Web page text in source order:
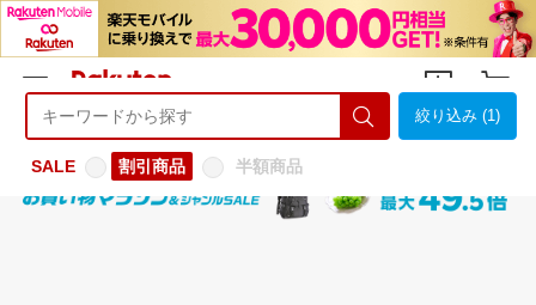
ようこそ 楽天市場へ ログイン
絞り込み (1)
SALE 割引商品 半額商品